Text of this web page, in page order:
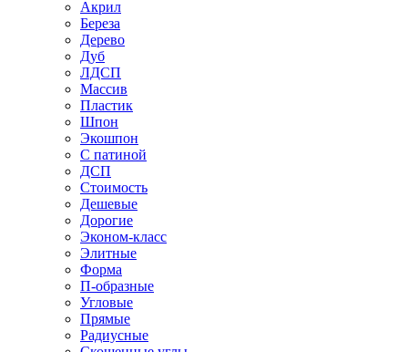
Акрил
Береза
Дерево
Дуб
ЛДСП
Массив
Пластик
Шпон
Экошпон
С патиной
ДСП
Стоимость
Дешевые
Дорогие
Эконом-класс
Элитные
Форма
П-образные
Угловые
Прямые
Радиусные